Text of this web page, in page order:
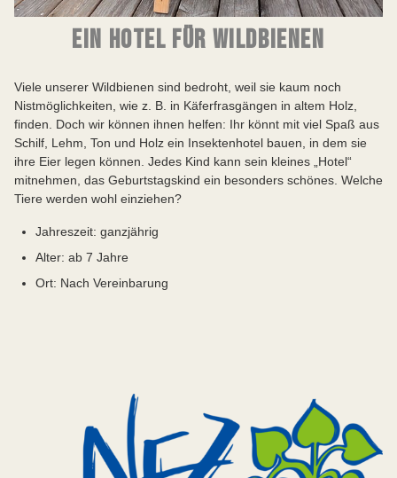
EIN HOTEL FÜR WILDBIENEN
Viele unserer Wildbienen sind bedroht, weil sie kaum noch
Nistmöglichkeiten, wie z. B. in Käferfrasgängen in altem Holz,
finden. Doch wir können ihnen helfen: Ihr könnt mit viel Spaß aus
Schilf, Lehm, Ton und Holz ein Insektenhotel bauen, in dem sie
ihre Eier legen können. Jedes Kind kann sein kleines „Hotel“
mitnehmen, das Geburtstagskind ein besonders schönes. Welche
Tiere werden wohl einziehen?
Jahreszeit: ganzjährig
Alter: ab 7 Jahre
Ort: Nach Vereinbarung